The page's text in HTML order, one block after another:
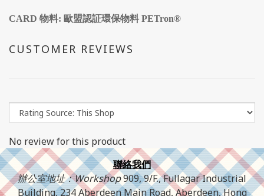
CARD 物料: 歐盟認証環保物料 PETron®
CUSTOMER REVIEWS
No review for this product
聯絡我們
辦公室地址：Workshop909, 9/F., Fullagar Industrial
Building, 234 Aberdeen Main Road, Aberdeen, Hong